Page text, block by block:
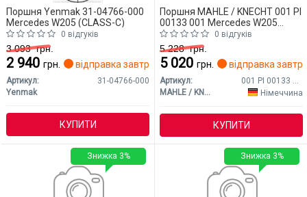
Поршня Yenmak 31-04766-000
Mercedes W205 (CLASS-C)
0 відгуків
3 093грн.
2 940 грн. відправка завтра
Артикул:
31-04766-000
Yenmak
КУПИТИ
Поршня MAHLE / KNECHT 001 PI
00133 001 Mercedes W205
(CLASS-C)
0 відгуків
5 228грн.
5 020 грн. відправка
Артикул:
001 PI 00133 001
MAHLE / KNECHT
Німеччина
КУПИТИ
Знижка 3% Знижка 3%